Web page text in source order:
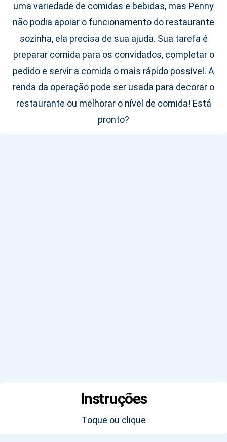
uma variedade de comidas e bebidas, mas Penny
não podia apoiar o funcionamento do restaurante
sozinha, ela precisa de sua ajuda. Sua tarefa é
preparar comida para os convidados, completar o
pedido e servir a comida o mais rápido possível. A
renda da operação pode ser usada para decorar o
restaurante ou melhorar o nível de comida! Está
pronto?
Instruções
Toque ou clique